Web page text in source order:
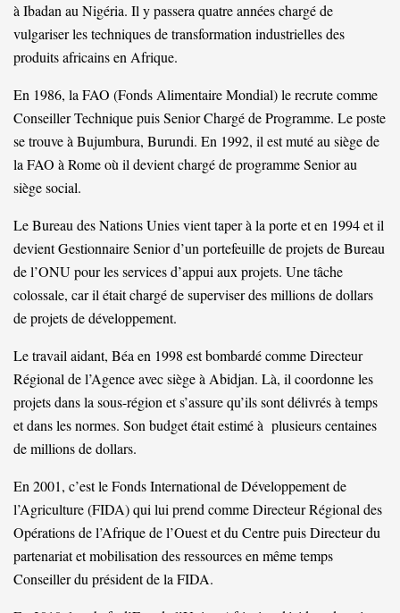
à Ibadan au Nigéria. Il y passera quatre années chargé de
vulgariser les techniques de transformation industrielles des
produits africains en Afrique.
En 1986, la FAO (Fonds Alimentaire Mondial) le recrute comme
Conseiller Technique puis Senior Chargé de Programme. Le poste
se trouve à Bujumbura, Burundi. En 1992, il est muté au siège de
la FAO à Rome où il devient chargé de programme Senior au
siège social.
Le Bureau des Nations Unies vient taper à la porte et en 1994 et il
devient Gestionnaire Senior d’un portefeuille de projets de Bureau
de l’ONU pour les services d’appui aux projets. Une tâche
colossale, car il était chargé de superviser des millions de dollars
de projets de développement.
Le travail aidant, Béa en 1998 est bombardé comme Directeur
Régional de l’Agence avec siège à Abidjan. Là, il coordonne les
projets dans la sous-région et s’assure qu’ils sont délivrés à temps
et dans les normes. Son budget était estimé à plusieurs centaines
de millions de dollars.
En 2001, c’est le Fonds International de Développement de
l’Agriculture (FIDA) qui lui prend comme Directeur Régional des
Opérations de l’Afrique de l’Ouest et du Centre puis Directeur du
partenariat et mobilisation des ressources en même temps
Conseiller du président de la FIDA.